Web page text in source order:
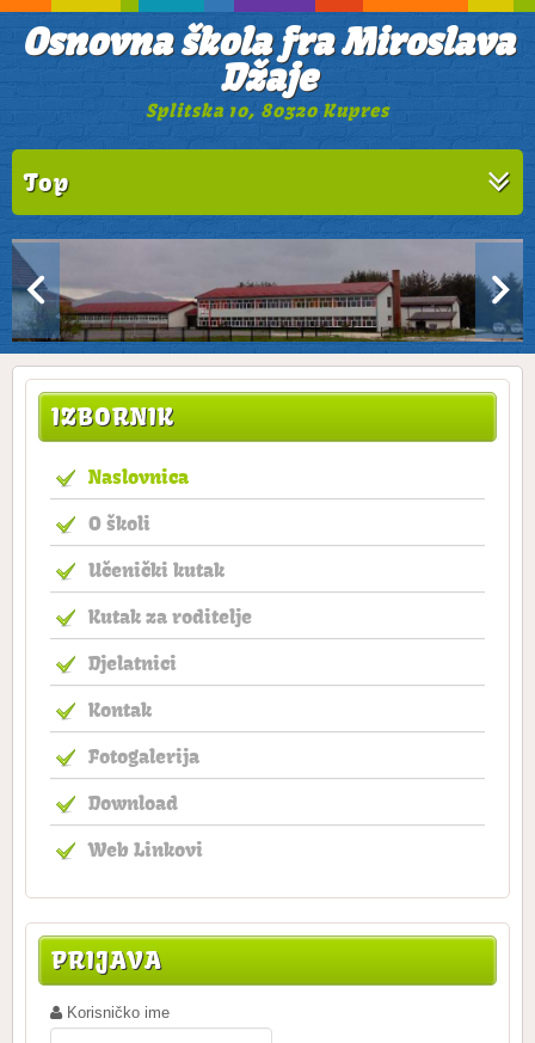
Osnovna škola fra Miroslava
Džaje
Splitska 10, 80320 Kupres
Top
IZBORNIK
Naslovnica
O školi
Učenički kutak
Kutak za roditelje
Djelatnici
Kontak
Fotogalerija
Download
Web Linkovi
PRIJAVA
Korisničko ime